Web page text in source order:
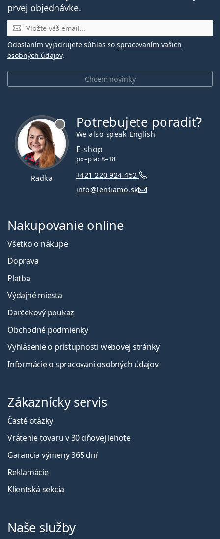
prvej objednávke.
E-mail
Chcem novinky
Odoslaním vyjadrujete súhlas so spracovaním vašich
osobných údajov.
Radka
Potrebujete poradiť?
We also speak English
E-shop
po–pia: 8–18
+421 220 924 452
info@lentiamo.sk
Nakupovanie online
Všetko o nákupe
Doprava
Platba
Výdajné miesta
Darčekový poukaz
Obchodné podmienky
Vyhlásenie o prístupnosti webovej stránky
Informácie o spracovaní osobných údajov
Zákaznícky servis
Časté otázky
Vrátenie tovaru v 30 dňovej lehote
Garancia výmeny 365 dní
Reklamácie
Klientská sekcia
Naše služby